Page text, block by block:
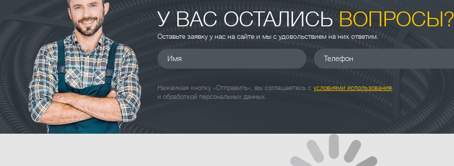
У ВАС ОСТАЛИСЬ ВОПРОСЫ?
Оставьте заявку у нас на сайте и мы с удовольствием на них ответим.
Имя Телефон
Нажаимая кнопку «Отправить», вы соглашаетесь с условиями использования
и обработкой персональных данных.